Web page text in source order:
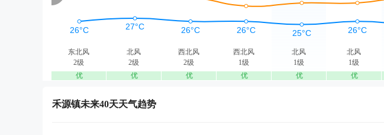
东北风
2级
优
北风
2级
优
西北风
2级
优
西北风
1级
优
北风
1级
优
北风
1级
优
禾源镇未来40天天气趋势